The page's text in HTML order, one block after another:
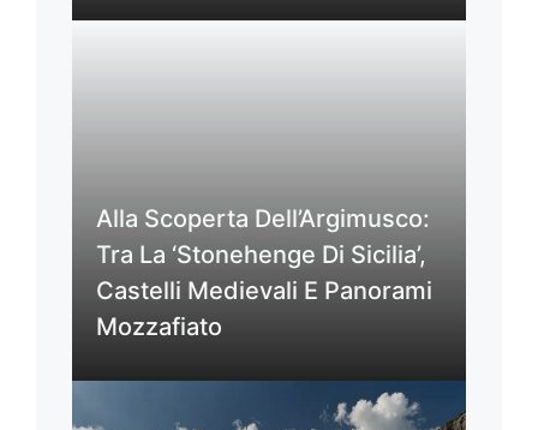
Alla Scoperta Dell’Argimusco:
Tra La ‘Stonehenge Di Sicilia’,
Castelli Medievali E Panorami
Mozzafiato